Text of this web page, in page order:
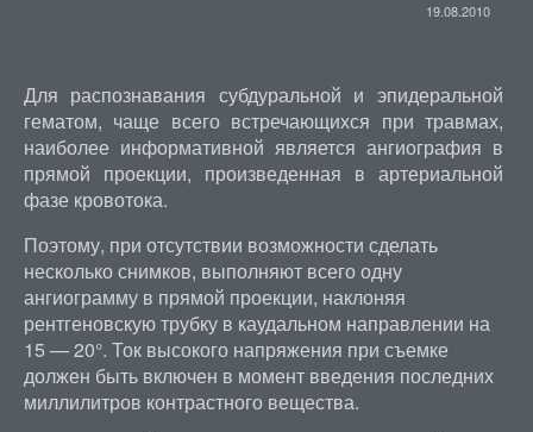
19.08.2010
Для распознавания субдуральной и эпидеральной
гематом, чаще всего встречающихся при травмах,
наиболее информативной является ангиография в
прямой проекции, произведенная в артериальной
фазе кровотока.
Поэтому, при отсутствии возможности сделать
несколько снимков, выполняют всего одну
ангиограмму в прямой проекции, наклоняя
рентгеновскую трубку в каудальном направлении на
15 — 20°. Ток высокого напряжения при съемке
должен быть включен в момент введения последних
миллилитров контрастного вещества.